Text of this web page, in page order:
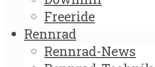
Freeride
Rennrad
Rennrad-News